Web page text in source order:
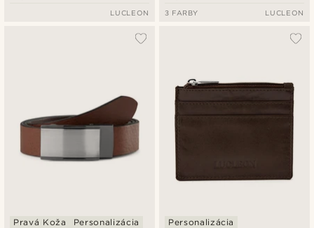
LUCLEON 3 FARBY LUCLEON
Pravá Koža Personalizácia Personalizácia